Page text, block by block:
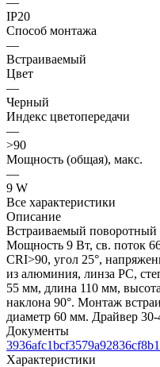
IP20
Способ монтажа
—
Встраиваемый
Цвет
—
Черный
Индекс цветопередачи
—
>90
Мощность (общая), макс.
—
9 W
Все характеристики
Описание
Встраиваемый поворотный
Мощность 9 Вт, св. поток
CRI>90, угол 25°,
из алюминия, линза PC,
55 мм, длина 110 мм,
наклона 90°. Монтаж
диаметр 60 мм. Драйвер
Документы
Характеристики